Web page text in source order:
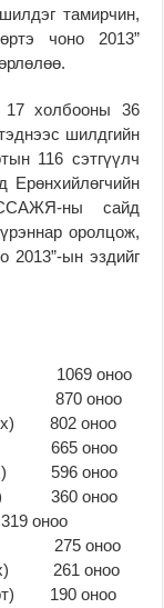
тамирчин,
чоно 2013”
холбооны 36
шилдгийн
116 сэтгүүлч
Ерөнхийлөгчийн
ны сайд
оролцож,
2013”-ын эздийг
1069 оноо
870 оноо
802 оноо
665 оноо
596 оноо
360 оноо
оноо
275 оноо
261 оноо
190 оноо